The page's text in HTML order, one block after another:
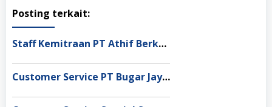
Posting terkait:
Staff Kemitraan PT Athif Berkah Indonesia Makassar
Customer Service PT Bugar Jaya Sentosa Bandung